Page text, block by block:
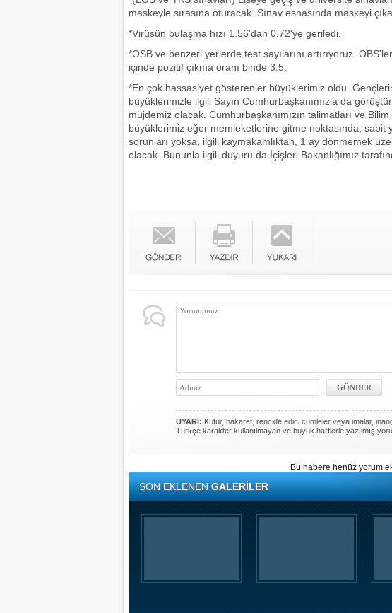
maskeyle sırasına oturacak. Sınav esnasında maskeyi
*Virüsün bulaşma hızı 1.56'dan 0.72'ye geriledi.
*OSB ve benzeri yerlerde test sayılarını artırıyoruz.
içinde pozitif çıkma oranı binde 3.5.
*En çok hassasiyet gösterenler büyüklerimiz oldu.
büyüklerimizle ilgili Sayın Cumhurbaşkanımızla da
müjdemiz olacak. Cumhurbaşkanımızın talimatları ve
büyüklerimiz eğer memleketlerine gitme noktasında, sabit
sorunları yoksa, ilgili kaymakamlıktan, 1 ay dönmemek
olacak. Bununla ilgili duyuru da İçişleri Bakanlığımız
UYARI: Küfür, hakaret, rencide edici cümleler veya imalar,
Türkçe karakter kullanılmayan ve büyük harflerle yazılmış
Bu habere henüz yorum
SON EKLENENGALERİLER